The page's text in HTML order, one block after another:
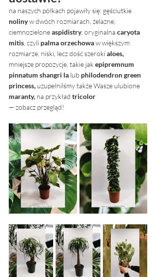
na naszych półkach pojawiły się: gęściutkie
noliny w dwóch rozmiarach, żelazne,
ciemnozielone aspidistry, oryginalna caryota
mitis , czyli palma orzechowa w większym
rozmiarze, niski, lecz dość szeroki aloes,
mniejsze propozycje, takie jak epipremnum
pinnatum shangri la lub philodendron green
princess, uzupełnilśmy także Wasze ulubione
maranty, na przykład tricolor
— zobacz przegląd!